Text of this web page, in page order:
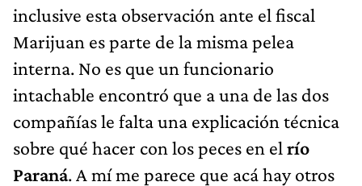
inclusive esta observación ante el fiscal
Marijuan es parte de la misma pelea
interna. No es que un funcionario
intachable encontró que a una de las dos
compañías le falta una explicación técnica
sobre qué hacer con los peces en el río
Paraná. A mí me parece que acá hay otros